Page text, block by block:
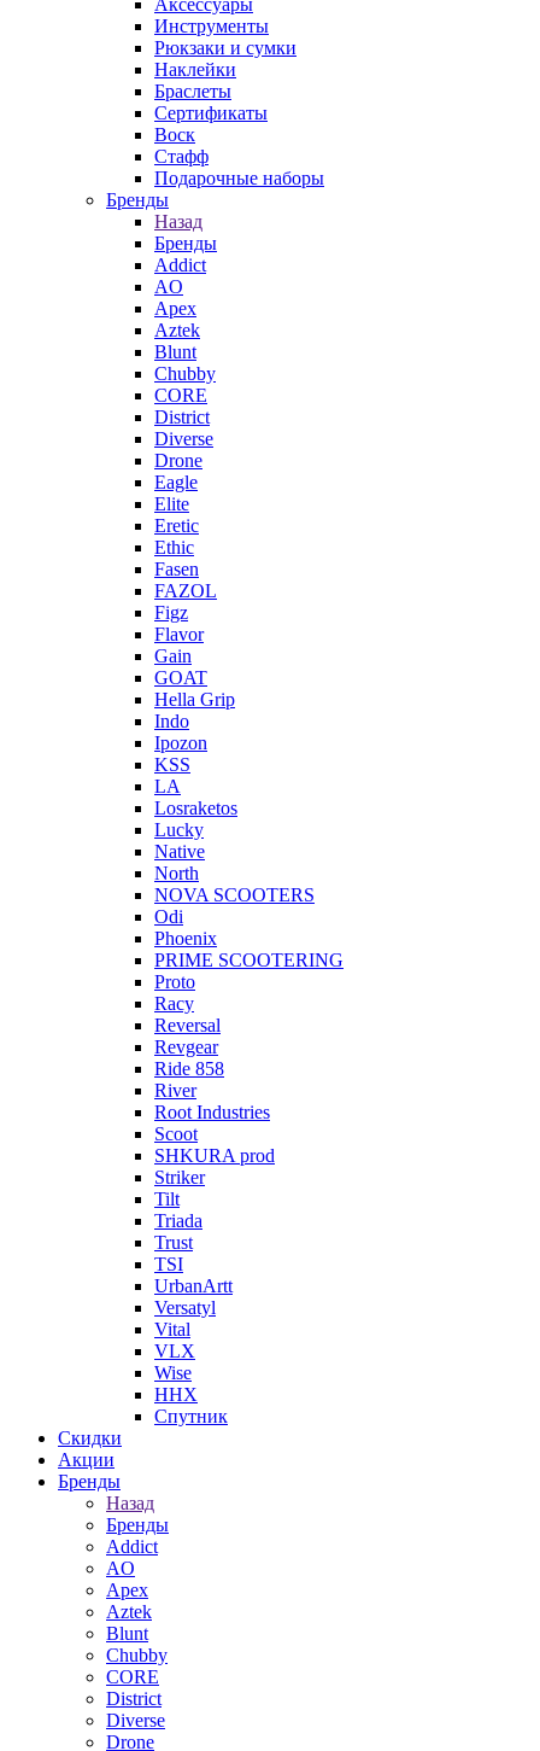
Аксессуары
Инструменты
Рюкзаки и сумки
Наклейки
Браслеты
Сертификаты
Воск
Стафф
Подарочные наборы
Бренды
Назад
Бренды
Addict
AO
Apex
Aztek
Blunt
Chubby
CORE
District
Diverse
Drone
Eagle
Elite
Eretic
Ethic
Fasen
FAZOL
Figz
Flavor
Gain
GOAT
Hella Grip
Indo
Ipozon
KSS
LA
Losraketos
Lucky
Native
North
NOVA SCOOTERS
Odi
Phoenix
PRIME SCOOTERING
Proto
Racy
Reversal
Revgear
Ride 858
River
Root Industries
Scoot
SHKURA рrоd
Striker
Tilt
Triada
Trust
TSI
UrbanArtt
Versatyl
Vital
VLX
Wise
ННХ
Спутник
Скидки
Акции
Бренды
Назад
Бренды
Addict
AO
Apex
Aztek
Blunt
Chubby
CORE
District
Diverse
Drone